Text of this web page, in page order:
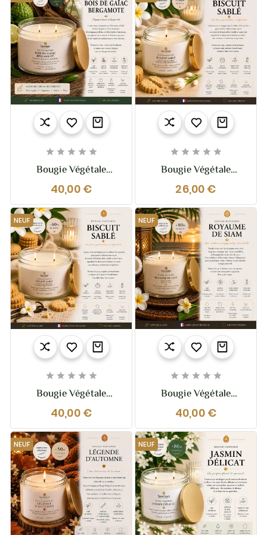
    
Bougie Végétale
Parfumée Bois De
Gaïac Bergamote XL –
370g – 2 Mèches
40,00 €
    
Bougie Végétale
Parfumée Biscuit Sablé
210g – Gourmandise
Chaleureuse Et Vanillée
26,00 €
NEUF
    
Bougie Végétale
Parfumée Biscuit Sablé
XL – 370g – 2 Mèches
40,00 €
NEUF
    
Bougie Végétale
Parfumée Royaume De
Siam XL – 370g – 2
Mèches
40,00 €
NEUF NEUF